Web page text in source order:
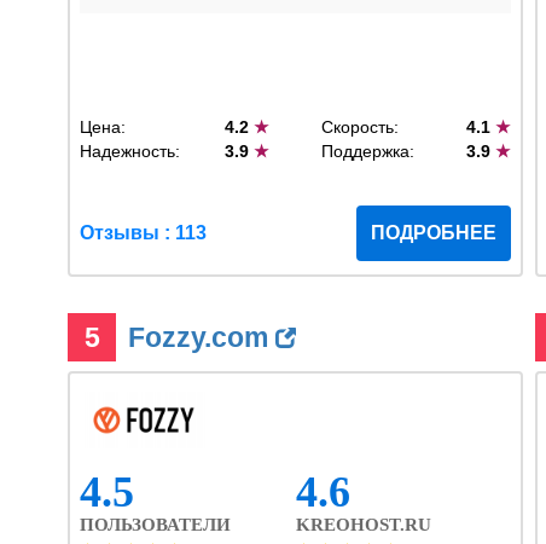
Цена: 4.2★ Скорость: 4.1 ★
Надежность:
3.9★ Поддержка: 3.9 ★
Отзывы : 113 ПОДРОБНЕЕ
5 Fozzy.com
4.5
ПОЛЬЗОВАТЕЛИ
4.6
KREOHOST.RU